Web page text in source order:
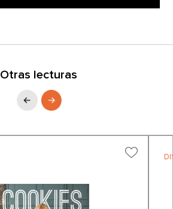
Otras lecturas